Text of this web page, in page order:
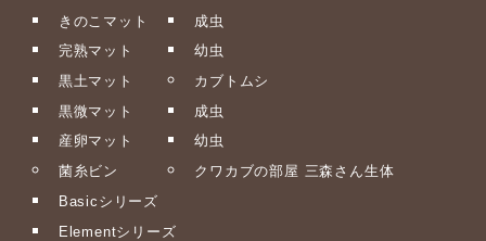
きのこマット
完熟マット
黒土マット
黒微マット
産卵マット
菌糸ビン
Basicシリーズ
Elementシリーズ
成虫
幼虫
カブトムシ
成虫
幼虫
クワカブの部屋 三森さん生体